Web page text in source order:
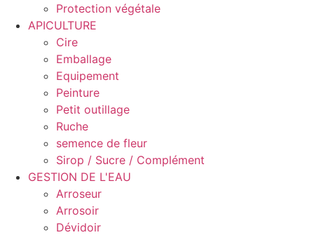
Protection végétale
APICULTURE
Cire
Emballage
Equipement
Peinture
Petit outillage
Ruche
semence de fleur
Sirop / Sucre / Complément
GESTION DE L'EAU
Arroseur
Arrosoir
Dévidoir